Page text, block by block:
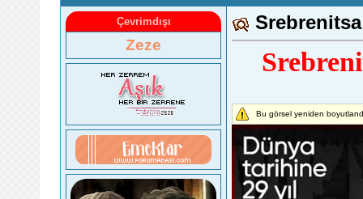
Çevrimdışı
Zeze
Srebrenitsa
Bu görsel yeniden